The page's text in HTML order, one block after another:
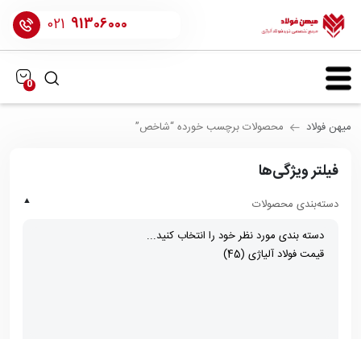
021 91306000
0
میهن فولاد محصولات برچسب خورده “شاخص”
فیلتر ویژگی‌ها
دسته‌بندی محصولات ▲